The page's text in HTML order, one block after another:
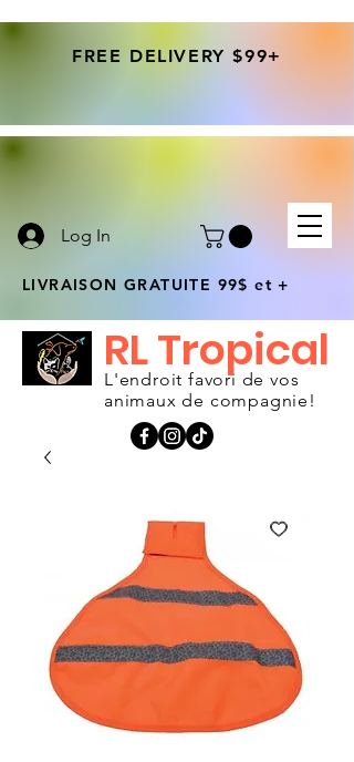
Log In
LIVRAISON GRATUITE 99$ et +
L'endroit favori de vos
animaux de compagnie!
RL Tropical
FREE DELIVERY $99+